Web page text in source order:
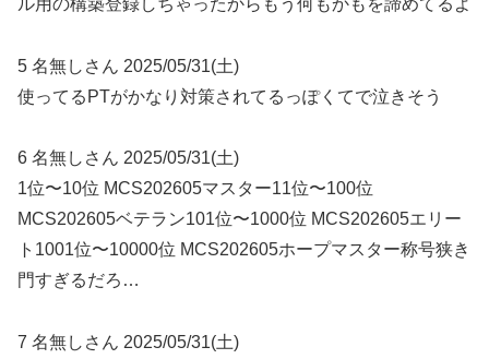
5 名無しさん 2025/05/31(土)
使ってるPTがかなり対策されてるっぽくてで泣きそう
6 名無しさん 2025/05/31(土)
1位〜10位 MCS202605マスター11位〜100位
MCS202605ベテラン101位〜1000位 MCS202605エリー
ト1001位〜10000位 MCS202605ホープマスター称号狭き
門すぎるだろ…
7 名無しさん 2025/05/31(土)